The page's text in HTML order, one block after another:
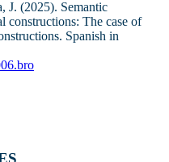
J. (2025). Semantic
constructions: The case of
Spanish in